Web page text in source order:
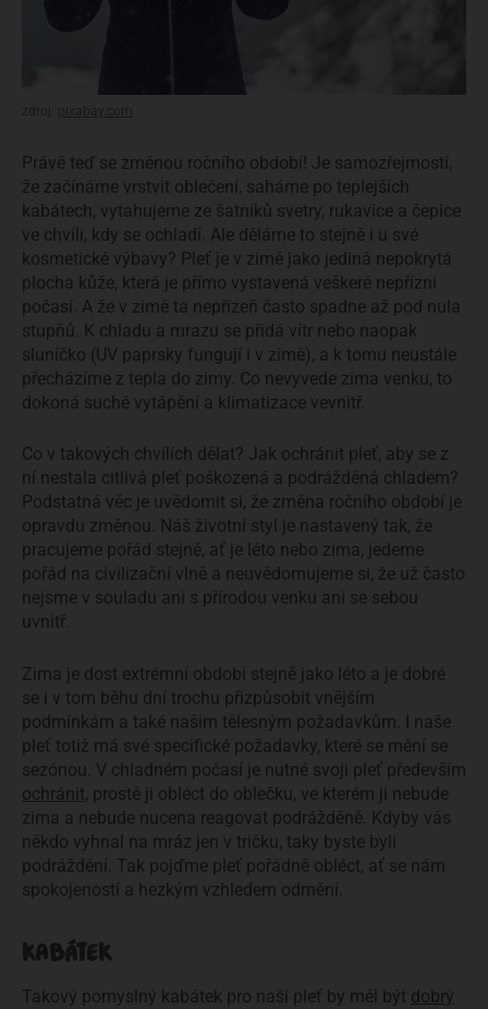
Právě teď se změnou ročního období! Je samozřejmostí,
že začínáme vrstvit oblečení, saháme po teplejších
kabátech, vytahujeme ze šatníků svetry, rukavice a čepice
ve chvíli, kdy se ochladí. Ale děláme to stejně i u své
kosmetické výbavy? Pleť je v zimě jako jediná nepokrytá
plocha kůže, která je přímo vystavená veškeré nepřízni
počasí. A že v zimě ta nepřízeň často spadne až pod nula
stupňů. K chladu a mrazu se přidá vítr nebo naopak
sluníčko (UV paprsky fungují i v zimě), a k tomu neustále
přecházíme z tepla do zimy. Co nevyvede zima venku, to
dokoná suché vytápění a klimatizace vevnitř.
Co v takových chvílích dělat? Jak ochránit pleť, aby se z
ní nestala citlivá pleť poškozená a podrážděná chladem?
Podstatná věc je uvědomit si, že změna ročního období je
opravdu změnou. Náš životní styl je nastavený tak, že
pracujeme pořád stejně, ať je léto nebo zima, jedeme
pořád na civilizační vlně a neuvědomujeme si, že už často
nejsme v souladu ani s přírodou venku ani se sebou
uvnitř.
Zima je dost extrémní období stejně jako léto a je dobré
se i v tom běhu dní trochu přizpůsobit vnějším
podmínkám a také našim tělesným požadavkům. I naše
pleť totiž má své specifické požadavky, které se mění se
sezónou. V chladném počasí je nutné svoji pleť především
ochránit, prostě ji obléct do oblečku, ve kterém ji nebude
zima a nebude nucena reagovat podrážděně. Kdyby vás
někdo vyhnal na mráz jen v tričku, taky byste byli
podráždění. Tak pojďme pleť pořádně obléct, ať se nám
spokojeností a hezkým vzhledem odmění.
KABÁTEK
Takový pomyslný kabátek pro naši pleť by měl být dobrý